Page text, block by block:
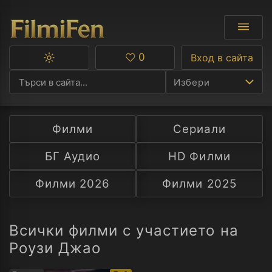
Избери
Ф
С
А
Превключване
тъмна
тема
Любими
0 Вход в сайта
Филми
Сериали
БГ Аудио
HD Филми
Филми 2026
Филми 2025
Всички филми с участието на
Роузи Джао